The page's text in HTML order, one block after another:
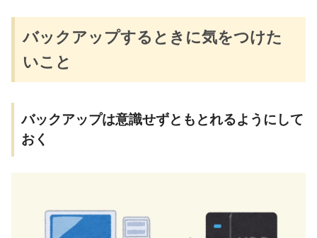
バックアップするときに気をつけた
いこと
バックアップは意識せずともとれるようにして
おく